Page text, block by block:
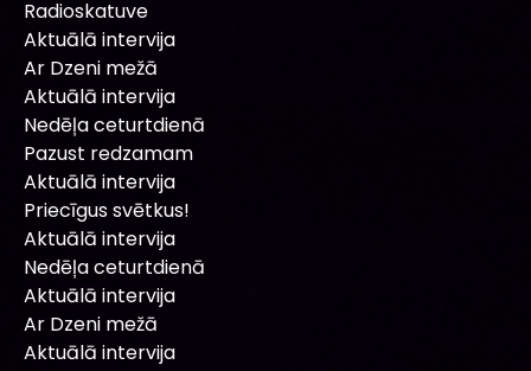
Radioskatuve
Aktuālā intervija
Ar Dzeni mežā
Aktuālā intervija
Nedēļa ceturtdienā
Pazust redzamam
Aktuālā intervija
Priecīgus svētkus!
Aktuālā intervija
Nedēļa ceturtdienā
Aktuālā intervija
Ar Dzeni mežā
Aktuālā intervija